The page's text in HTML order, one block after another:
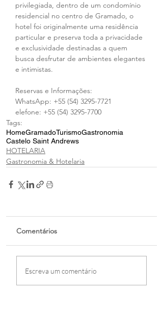
privilegiada, dentro de um condomínio
residencial no centro de Gramado, o
hotel foi originalmente uma residência
particular e preserva toda a privacidade
e exclusividade destinadas a quem
busca desfrutar de ambientes elegantes
e intimistas.
Reservas e Informações:
WhatsApp: +55 (54) 3295-7721
elefone: +55 (54) 3295-7700
Tags:
HomeGramadoTurismoGastronomia
Castelo Saint Andrews
HOTELARIA
Gastronomia & Hotelaria
Comentários
Escreva um comentário